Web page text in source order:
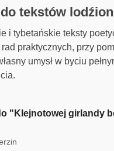
tekstów
i tybetańskie teksty
praktycznych, przy
umysł w byciu
"Klejnotowej girlandy